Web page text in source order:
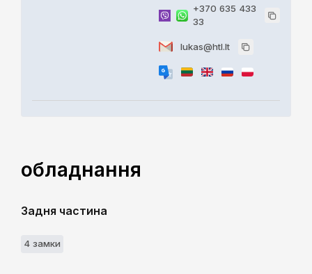
+370 635 433
33
lukas@htl.lt
обладнання
Задня частина
4 замки